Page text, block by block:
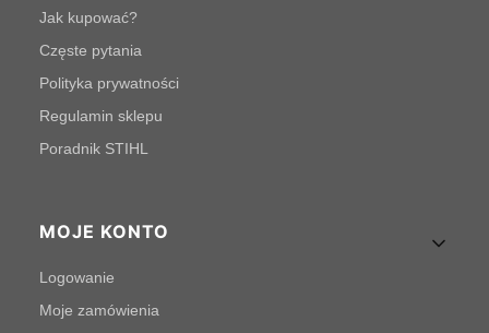
Jak kupować?
Częste pytania
Polityka prywatności
Regulamin sklepu
Poradnik STIHL
MOJE KONTO
Logowanie
Moje zamówienia